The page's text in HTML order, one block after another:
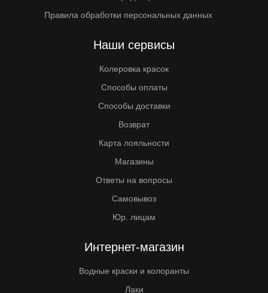
Правила обработки персональных данных
Наши сервисы
Колеровка красок
Способы оплаты
Способы доставки
Возврат
Карта лояльности
Магазины
Ответы на вопросы
Самовывоз
Юр. лицам
Интернет-магазин
Водные краски и колоранты
Лаки